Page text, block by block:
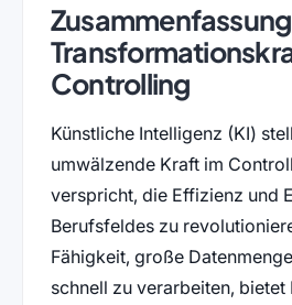
Controlling
Künstliche Intelligenz (KI)
umwälzende Kraft im
verspricht, die Effizienz und
Berufsfeldes zu
Fähigkeit, große
schnell zu verarbeiten, bietet